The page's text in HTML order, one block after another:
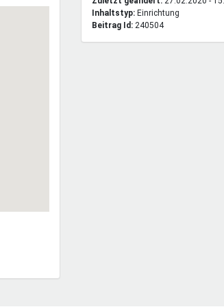
Inhaltstyp:
einrichtung
Beitrag Id: 240504